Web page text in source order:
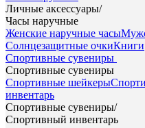
Личные аксессуары/
Часы наручные
Женские наручные часы
Солнцезащитные очкиКниги
Спортивные сувениры
Спортивные сувениры
Спортивные шейкеры
инвентарь
Спортивные сувениры/
Спортивный инвентарь